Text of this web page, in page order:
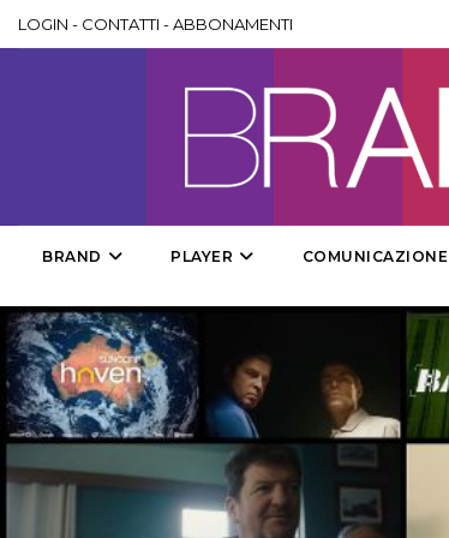
LOGIN - CONTATTI -ABBONAMENTI
BRAND PLAYER COMUNICAZIONE